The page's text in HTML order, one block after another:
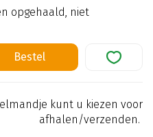
opgehaald, niet
kunt u kiezen voor
afhalen/verzenden.